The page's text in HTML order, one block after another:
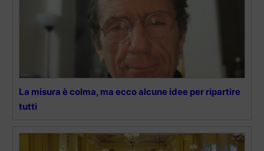
La misura è colma, ma ecco alcune idee per ripartire
tutti